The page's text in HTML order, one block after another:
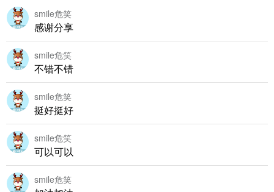
smile危笑
感谢分享
smile危笑
不错不错
smile危笑
挺好挺好
smile危笑
可以可以
smile危笑